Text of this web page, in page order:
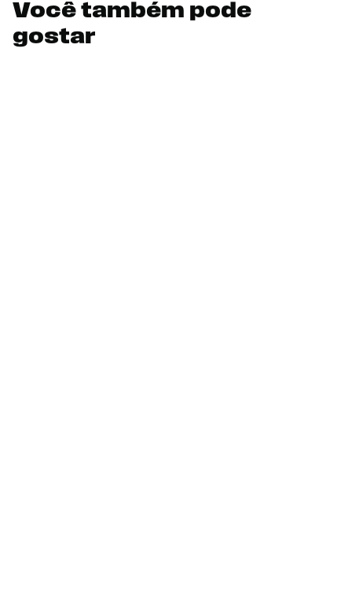
Você também pode
gostar